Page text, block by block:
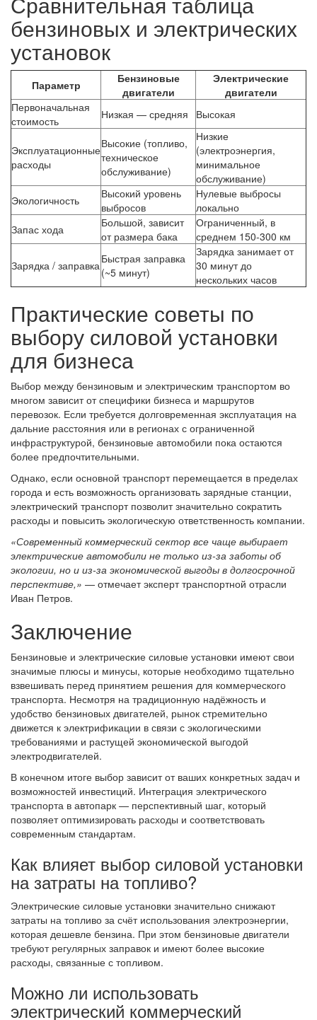
бензиновых и электрических
установок
Параметр
Бензиновые
двигатели
Электрические
двигатели
Первоначальная
стоимость
Низкая — средняя Высокая
Эксплуатационные
расходы
Высокие (топливо,
техническое
обслуживание)
Низкие
(электроэнергия,
минимальное
обслуживание)
Экологичность
Высокий уровень
выбросов
Нулевые выбросы
локально
Запас хода
Большой, зависит
от размера бака
Ограниченный, в
среднем 150-300 км
Зарядка / заправкаБыстрая заправка
(~5 минут)
Зарядка занимает от
30 минут до
нескольких часов
Практические советы по
выбору силовой установки
для бизнеса
Выбор между бензиновым и электрическим транспортом во
многом зависит от специфики бизнеса и маршрутов
перевозок. Если требуется долговременная эксплуатация на
дальние расстояния или в регионах с ограниченной
инфраструктурой, бензиновые автомобили пока остаются
более предпочтительными.
Однако, если основной транспорт перемещается в пределах
города и есть возможность организовать зарядные станции,
электрический транспорт позволит значительно сократить
расходы и повысить экологическую ответственность компании.
«Современный коммерческий сектор все чаще выбирает
электрические автомобили не только из-за заботы об
экологии, но и из-за экономической выгоды в долгосрочной
перспективе,» — отмечает эксперт транспортной отрасли
Иван Петров.
Заключение
Бензиновые и электрические силовые установки имеют свои
значимые плюсы и минусы, которые необходимо тщательно
взвешивать перед принятием решения для коммерческого
транспорта. Несмотря на традиционную надёжность и
удобство бензиновых двигателей, рынок стремительно
движется к электрификации в связи с экологическими
требованиями и растущей экономической выгодой
электродвигателей.
В конечном итоге выбор зависит от ваших конкретных задач и
возможностей инвестиций. Интеграция электрического
транспорта в автопарк — перспективный шаг, который
позволяет оптимизировать расходы и соответствовать
современным стандартам.
Как влияет выбор силовой установки
на затраты на топливо?
Электрические силовые установки значительно снижают
затраты на топливо за счёт использования электроэнергии,
которая дешевле бензина. При этом бензиновые двигатели
требуют регулярных заправок и имеют более высокие
расходы, связанные с топливом.
Можно ли использовать
электрический коммерческий